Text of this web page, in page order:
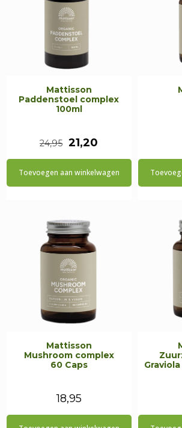
Mattisson
Paddenstoel complex
100ml
24,95 Oorspronkelijke
prijs
21,20
prijs
is:
Toevoegen aan winkelwagen
Mattisson
Mushroom complex
60 Caps
18,95